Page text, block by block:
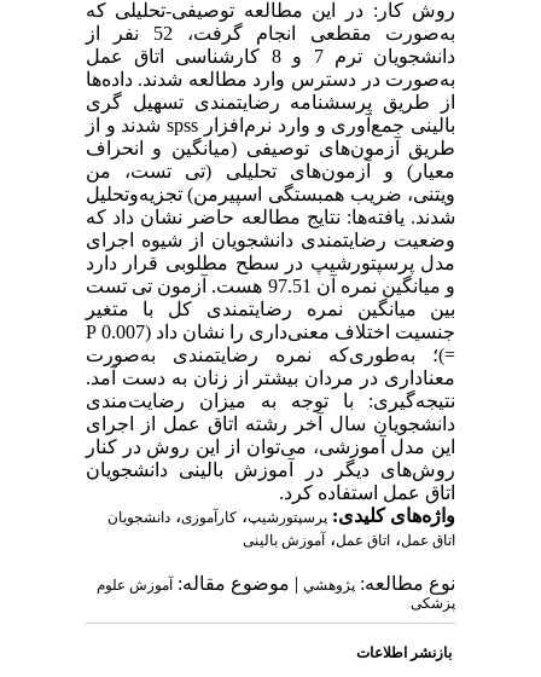
روش کار: در این مطالعه توصیفی-تحلیلی که
به‌صورت مقطعی انجام گرفت، 52 نفر از
دانشجویان ترم 7 و 8 کارشناسی اتاق عمل
به‌صورت در دسترس وارد مطالعه شدند. داده‌ها
از طریق پرسشنامه رضایتمندی تسهیل گری
بالینی جمع‌آوری و وارد نرم‌افزار spss شدند و از
طریق آزمون‌های توصیفی (میانگین و انحراف
معیار) و آزمون‌های تحلیلی (تی تست، من
ویتنی، ضریب همبستگی اسپیرمن) تجزیه‌وتحلیل
شدند. یافته‌ها: نتایج مطالعه حاضر نشان داد که
وضعیت رضایتمندی دانشجویان از شیوه اجرای
مدل پرسپتورشیپ در سطح مطلوبی قرار دارد
و میانگین نمره آن 97.51 هست. آزمون تی تست
بین میانگین نمره رضایتمندی کل با متغیر
جنسیت اختلاف معنی‌داری را نشان داد (0.007 P
=)؛ به‌طوری‌که نمره رضایتمندی به‌صورت
معناداری در مردان بیشتر از زنان به دست آمد.
نتیجه‌گیری: با توجه به میزان رضایت‌مندی
دانشجویان سال آخر رشته اتاق عمل از اجرای
این مدل آموزشی، می‌توان از این روش در کنار
روش‌های دیگر در آموزش بالینی دانشجویان
اتاق عمل استفاده کرد.
واژه‌های کلیدی: پرسپتورشیپ، کارآموزی، دانشجویان
اتاق عمل، اتاق عمل، آموزش بالینی
نوع مطالعه: پژوهشي| موضوع مقاله: آموزش علوم
پزشکی
بازنشر اطلاعات